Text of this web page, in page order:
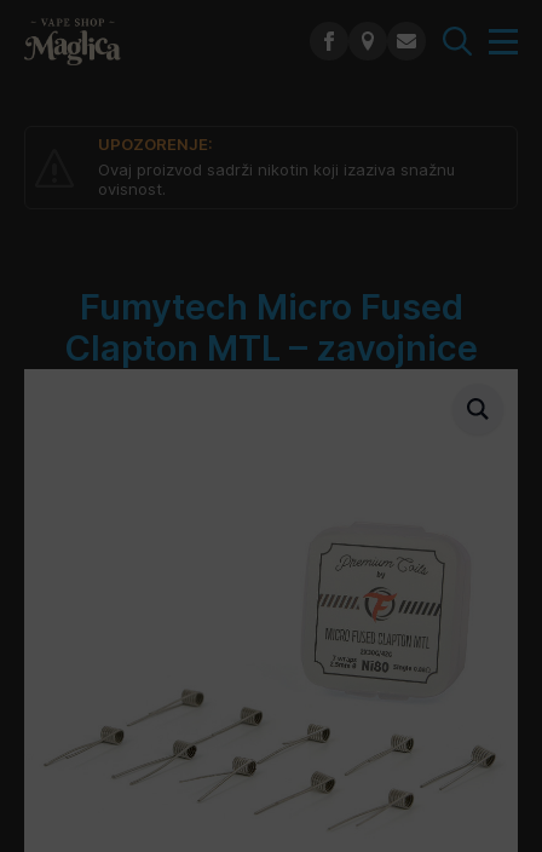
UPOZORENJE:
Ovaj proizvod sadrži nikotin koji izaziva snažnu
ovisnost.
Fumytech Micro Fused
Clapton MTL – zavojnice